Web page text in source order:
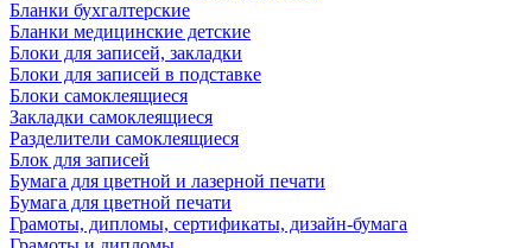
Бланки бухгалтерские
Бланки медицинские детские
Блоки для записей, закладки
Блоки для записей в подставке
Блоки самоклеящиеся
Закладки самоклеящиеся
Разделители самоклеящиеся
Блок для записей
Бумага для цветной и лазерной печати
Бумага для цветной печати
Грамоты, дипломы, сертификаты, дизайн-бумага